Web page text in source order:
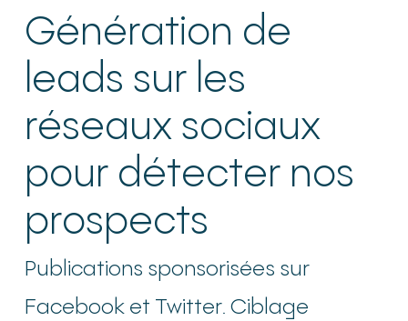
Génération de
leads sur les
réseaux sociaux
pour détecter nos
prospects
Publications sponsorisées sur
Facebook et Twitter. Ciblage